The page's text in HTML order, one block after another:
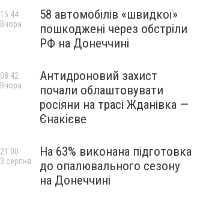
58 автомобілів «швидкої»
пошкоджені через обстріли
РФ на Донеччині
15:44
Вчора
Антидроновий захист
почали облаштовувати
росіяни на трасі Жданівка —
Єнакієве
08:42
Вчора
На 63% виконана підготовка
до опалювального сезону
на Донеччині
21:00
3 серпня